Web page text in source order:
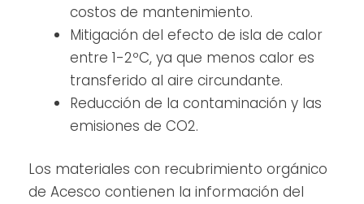
costos de mantenimiento.
Mitigación del efecto de isla de calor
entre 1-2ºC, ya que menos calor es
transferido al aire circundante.
Reducción de la contaminación y las
emisiones de CO2.
Los materiales con recubrimiento orgánico
de Acesco contienen la información del